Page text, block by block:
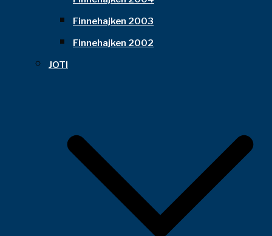
Finnehajken 2003
Finnehajken 2002
JOTI